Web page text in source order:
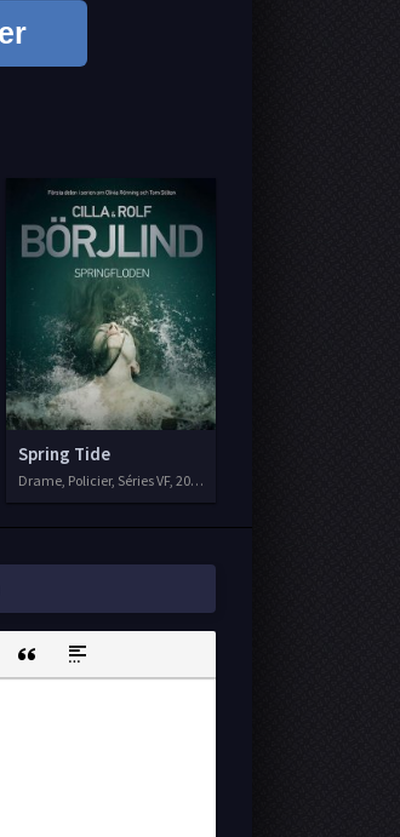
Spring Tide
Drame, Policier, Séries VF, 2016
text
Insert QuoteInsert spoiler